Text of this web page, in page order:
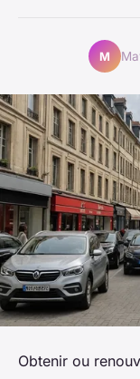
M
Obtenir ou